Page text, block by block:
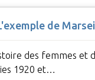
de
des femmes
1920 et…